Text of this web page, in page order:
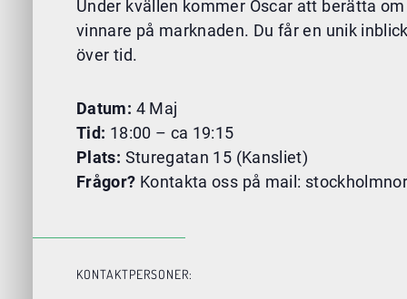
Under kvällen kommer Oscar att berätta
vinnare på marknaden. Du får en unik
över tid.
Datum: 4 Maj
Tid: 18:00 – ca 19:15
Plats: Sturegatan 15 (Kansliet)
Frågor? Kontakta oss på mail:
KONTAKTPERSONER: